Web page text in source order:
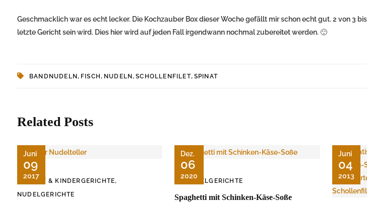
Geschmacklich war es echt lecker. Die Kochzauber Box dieser Woche gefällt mir schon echt gut. 2 von 3
letzte Gericht sein wird. Dies hier wird auf jeden Fall irgendwann nochmal zubereitet werden. 🙂
BANDNUDELN, FISCH, NUDELN,SCHOLLENFILET, SPINAT
Related Posts
Juni
09
2017
BABY & KINDERGERICHTE,
NUDELGERICHTE
Dez.
06
2020
NUDELGERICHTE
Spaghetti mit Schinken-Käse-Soße
Juni
04
2013